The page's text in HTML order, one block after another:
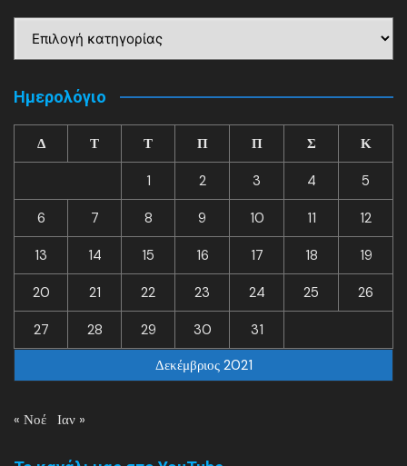
Ημερολόγιο
Δεκέμβριος 2021
Δ Τ Τ Π Π Σ Κ
1 2 3 4 5
6 7 8 9 10 11 12
13 14 15 16 17 18 19
20 21 22 23 24 25 26
27 28 29 30 31
« Νοέ Ιαν »